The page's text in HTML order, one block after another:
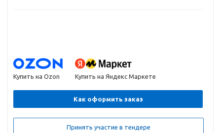
Купить на Ozon Купить на Яндекс Маркете
Как оформить заказ
Принять участие в тендере